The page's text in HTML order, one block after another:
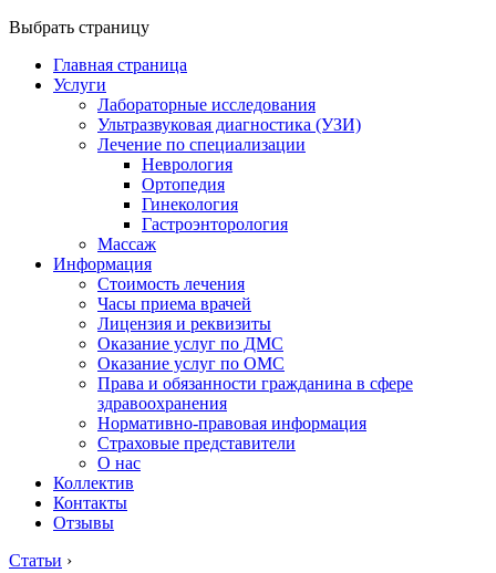
Выбрать страницу
Главная страница
Услуги
Лабораторные исследования
Ультразвуковая диагностика (УЗИ)
Лечение по специализации
Неврология
Ортопедия
Гинекология
Гастроэнторология
Массаж
Информация
Стоимость лечения
Часы приема врачей
Лицензия и реквизиты
Оказание услуг по ДМС
Оказание услуг по ОМС
Права и обязанности гражданина в сфере
здравоохранения
Нормативно-правовая информация
Страховые представители
О нас
Коллектив
Контакты
Отзывы
Статьи ›